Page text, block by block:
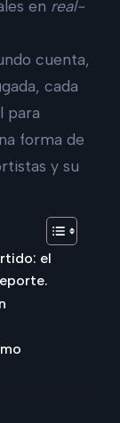
en real-
cuenta,
cada
para
forma de
y su
el